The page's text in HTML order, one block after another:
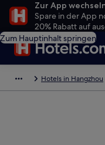
Zur App
Spare in der App
20% Rabatt auf
Zum Hauptinhalt springen
Hotels in Hangzhou